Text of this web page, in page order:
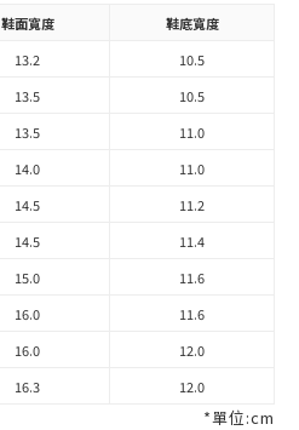
鞋面寬度
鞋底寬度
13.2
10.5
13.5
10.5
13.5
11.0
14.0
11.0
14.5
11.2
14.5
11.4
15.0
11.6
16.0
11.6
16.0
12.0
16.3 12.0
*單位:cm